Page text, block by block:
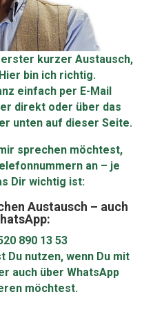
kurzer Austausch,
Hier bin ich richtig.
einfach per E-Mail
direkt oder über das
unten auf dieser Seite.
sprechen möchtest,
an – je
Dir wichtig ist:
Austausch – auch
890 13 53
Du nutzen, wenn Du mit
auch über WhatsApp
möchtest.